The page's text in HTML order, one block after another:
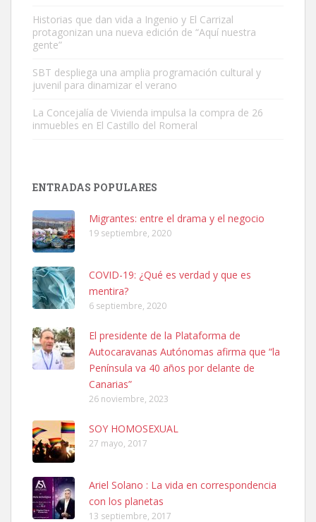
Este gato macho ha aparecido en la calle hace menos de un mes,
es muy manso y extremadamente cari...
Leales.org » Gran Canaria
Leales.org » Gran Canaria
SHIBA PERDIDO AVDA JOSE MESA Y LOPEZ
PERRO MACHO RAZA SHIBA CON MICROCHIP PERDIDO HOY
06/07/2025 ZONA MESA Y LOPEZ. ES MUY ASUSTADIZO
Leales.org » Gran Canaria
6.7.2025
Ninfa perdida
El día 5 se los perdió una ninfa papillera, asustada tiene miedo a la
Historias que dan vida a Ingenio y El Carrizal
protagonizan una nueva edición de “Aquí nuestra
gente”
SBT despliega una amplia programación cultural y
juvenil para dinamizar el verano
La Concejalía de Vivienda impulsa la compra de 26
inmuebles en El Castillo del Romeral
ENTRADAS POPULARES
Migrantes: entre el drama y el negocio
19 septiembre, 2020
COVID-19: ¿Qué es verdad y que es
mentira?
6 septiembre, 2020
El presidente de la Plataforma de
Autocaravanas Autónomas afirma que “la
Península va 40 años por delante de
Canarias”
26 noviembre, 2023
SOY HOMOSEXUAL
27 mayo, 2017
Ariel Solano : La vida en correspondencia
con los planetas
13 septiembre, 2017